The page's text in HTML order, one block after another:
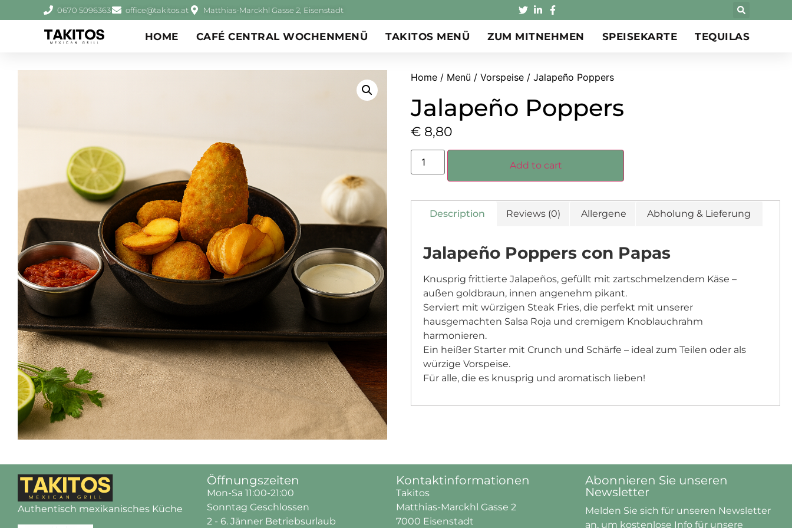
0670 5096363 office@takitos.at Matthias-Marckhl Gasse 2, Eisenstadt
HOME CAFÉ CENTRAL WOCHENMENÜ TAKITOS MENÜ ZUM MITNEHMEN SPEISEKARTE TEQUILAS
Home / Menü / Vorspeise / Jalapeño Poppers
Jalapeño Poppers
€ 8,80
Add to cart
Description Reviews (0) Allergene Abholung & Lieferung
Jalapeño Poppers con Papas
Knusprig frittierte Jalapeños, gefüllt mit zartschmelzendem Käse –
außen goldbraun, innen angenehm pikant.
Serviert mit würzigen Steak Fries, die perfekt mit unserer
hausgemachten Salsa Roja und cremigem Knoblauchrahm
harmonieren.
Ein heißer Starter mit Crunch und Schärfe – ideal zum Teilen oder als
würzige Vorspeise.
Für alle, die es knusprig und aromatisch lieben!
Authentisch mexikanisches Küche
Öffnungszeiten
Mon-Sa 11:00-21:00
Sonntag Geschlossen
2 - 6. Jänner Betriebsurlaub
Kontaktinformationen
Takitos
Matthias-Marckhl Gasse 2
7000 Eisenstadt
Abonnieren Sie unseren
Newsletter
Melden Sie sich für unseren Newsletter
an, um kostenlose Info für unsere